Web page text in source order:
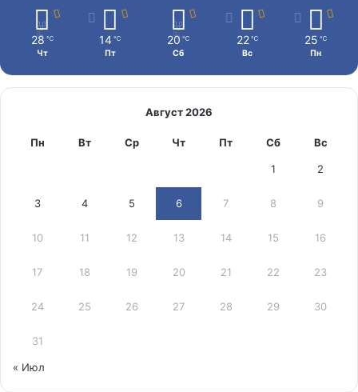
28 ℃
Чт
14 ℃
Пт
20 ℃
Сб
22 ℃
Вс
25 ℃
Пн
Август 2026
Пн Вт Ср Чт Пт Сб Вс
1 2
3 4 5 6 7 8 9
10 11 12 13 14 15 16
17 18 19 20 21 22 23
24 25 26 27 28 29 30
31
« Июл